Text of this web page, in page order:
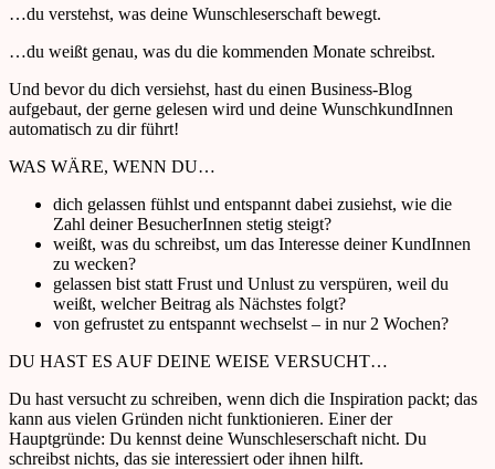
…du verstehst, was deine Wunschleserschaft bewegt.
…du weißt genau, was du die kommenden Monate schreibst.
Und bevor du dich versiehst, hast du einen Business-Blog
aufgebaut, der gerne gelesen wird und deine WunschkundInnen
automatisch zu dir führt!
WAS WÄRE, WENN DU…
dich gelassen fühlst und entspannt dabei zusiehst, wie die
Zahl deiner BesucherInnen stetig steigt?
weißt, was du schreibst, um das Interesse deiner KundInnen
zu wecken?
gelassen bist statt Frust und Unlust zu verspüren, weil du
weißt, welcher Beitrag als Nächstes folgt?
von gefrustet zu entspannt wechselst – in nur 2 Wochen?
DU HAST ES AUF DEINE WEISE VERSUCHT…
Du hast versucht zu schreiben, wenn dich die Inspiration packt; das
kann aus vielen Gründen nicht funktionieren. Einer der
Hauptgründe: Du kennst deine Wunschleserschaft nicht. Du
schreibst nichts, das sie interessiert oder ihnen hilft.